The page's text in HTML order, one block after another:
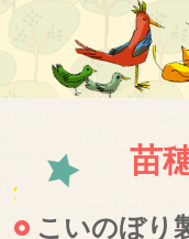
苗
こいのぼり